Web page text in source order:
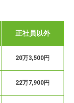
正社員以外
20万3,500円
22万7,900円